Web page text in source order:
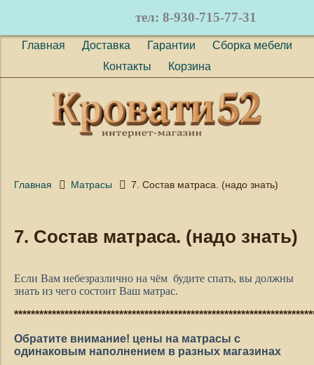
тел: 8-930-715-77-31
Главная Доставка Гарантии
Сборка мебели
Контакты
Корзина
Главная Матрасы 7. Состав матраса. (надо знать)
7. Состав матраса. (надо знать)
Если Вам небезразлично на чём будите спать, вы должны
знать из чего состоит Ваш матрас.
Обратите внимание! цены на матрасы с
одинаковым наполнением в разных магазинах